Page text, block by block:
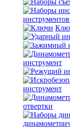
инструмент
инструмент
отвертки